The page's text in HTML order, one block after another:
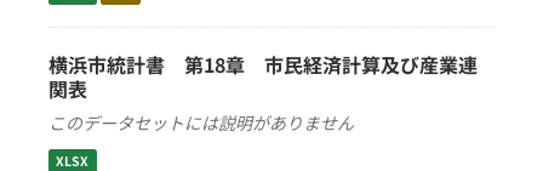
横浜市統計書 第18章 市民経済計算及び産業連
関表
このデータセットには説明がありません
XLSX